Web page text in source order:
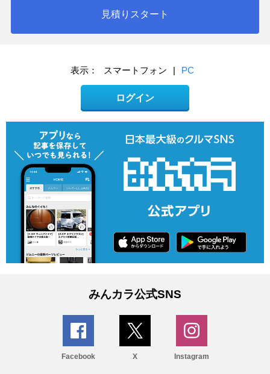
見積りスタート
表示： スマートフォン | PC
ログイン
みんカラ公式SNS
Facebook X Instagram